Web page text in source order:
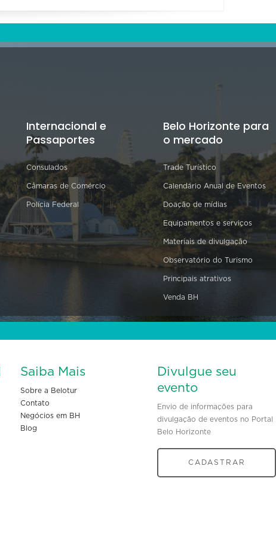
Internacional e
Passaportes
Consulados
Câmaras de Comércio
Polícia Federal
Belo Horizonte para
o mercado
Trade Turístico
Calendário Anual de Eventos
Doação de mídias
Equipamentos e serviços
Materiais de divulgação
Observatório do Turismo
Principais atrativos
Venda BH
Saiba Mais
Sobre a Belotur
Contato
Negócios em BH
Blog
Divulgue seu
evento
Envio de informações para
divulgação de eventos no Portal
Belo Horizonte
CADASTRAR